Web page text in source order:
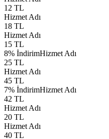
12 TL
Hizmet Adı
18 TL
Hizmet Adı
15 TL
8% İndirimHizmet Adı
25 TL
Hizmet Adı
45 TL
7% İndirimHizmet Adı
42 TL
Hizmet Adı
20 TL
Hizmet Adı
40 TL